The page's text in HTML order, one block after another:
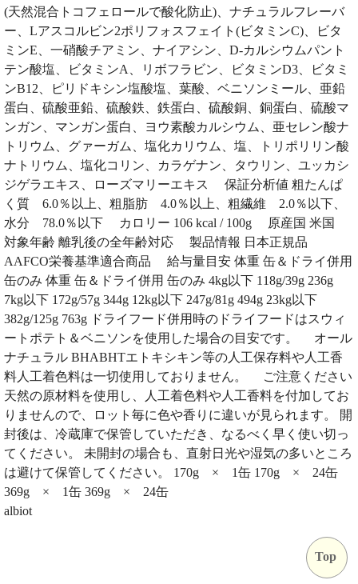
(天然混合トコフェロールで酸化防止)、ナチュラルフレーバ
ー、Lアスコルビン2ポリフォスフェイト(ビタミンC)、ビタ
ミンE、一硝酸チアミン、ナイアシン、D-カルシウムパント
テン酸塩、ビタミンA、リボフラビン、ビタミンD3、ビタミ
ンB12、ピリドキシン塩酸塩、葉酸、ベニソンミール、亜鉛
蛋白、硫酸亜鉛、硫酸鉄、鉄蛋白、硫酸銅、銅蛋白、硫酸マ
ンガン、マンガン蛋白、ヨウ素酸カルシウム、亜セレン酸ナ
トリウム、グァーガム、塩化カリウム、塩、トリポリリン酸
ナトリウム、塩化コリン、カラゲナン、タウリン、ユッカシ
ジゲラエキス、ローズマリーエキス 保証分析値 粗たんぱ
く質 6.0％以上、粗脂肪 4.0％以上、粗繊維 2.0％以下、
水分 78.0％以下 カロリー 106 kcal / 100g 原産国 米国
対象年齢 離乳後の全年齢対応 製品情報 日本正規品
AAFCO栄養基準適合商品 給与量目安 体重 缶＆ドライ併用
缶のみ 体重 缶＆ドライ併用 缶のみ 4kg以下 118g/39g 236g
7kg以下 172g/57g 344g 12kg以下 247g/81g 494g 23kg以下
382g/125g 763g ドライフード併用時のドライフードはスウィ
ートポテト＆ベニソンを使用した場合の目安です。 オール
ナチュラル BHABHTエトキシキン等の人工保存料や人工香
料人工着色料は一切使用しておりません。 ご注意ください
天然の原材料を使用し、人工着色料や人工香料を付加してお
りませんので、ロット毎に色や香りに違いが見られます。 開
封後は、冷蔵庫で保管していただき、なるべく早く使い切っ
てください。 未開封の場合も、直射日光や湿気の多いところ
は避けて保管してください。 170g × 1缶 170g × 24缶
369g × 1缶 369g × 24缶
albiot
Top